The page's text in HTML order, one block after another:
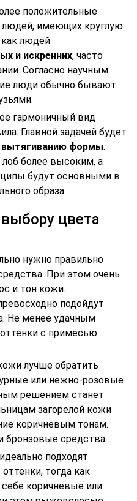
положительные
людей, имеющих круглую
людей
и искренних, часто
Согласно научным
люди обычно бывают
гармоничный вид
Главной задачей будет
вытягиванию формы.
лоб более высоким, а
будут основными в
образа.
цвета
нужно правильно
При этом очень
и тон кожи.
подойдут
Не менее удачным
с примесью
лучше обратить
или нежно-розовые
решением станет
загорелой кожи
коричневым тонам.
бронзовые средства.
подходят
тогда как
коричневые или